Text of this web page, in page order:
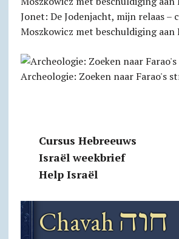
Jonet: De Jodenjacht, mijn relaas –
Moszkowicz met beschuldiging aan
Archeologie: Zoeken naar Farao's
Cursus Hebreeuws
Israël weekbrief
Help Israël